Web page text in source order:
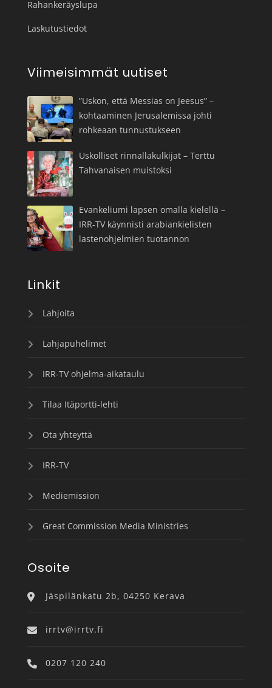
Rahankeräyslupa
Laskutustiedot
Viimeisimmät uutiset
”Uskon, että Messias on Jeesus” –
kohtaaminen Jerusalemissa johti
rohkeaan tunnustukseen
Uskolliset rinnallakulkijat – Terttu
Tahvanaisen muistoksi
Evankeliumi lapsen omalla kielellä –
IRR-TV käynnisti arabiankielisten
lastenohjelmien tuotannon
Linkit
Lahjoita
Lahjapuhelimet
IRR-TV ohjelma-aikataulu
Tilaa Itäportti-lehti
Ota yhteyttä
IRR-TV
Mediemission
Great Commission Media Ministries
Osoite
Jäspilänkatu 2b, 04250 Kerava
irrtv@irrtv.fi
0207 120 240